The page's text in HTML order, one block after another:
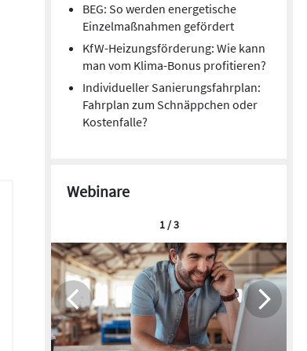
BEG: So werden energetische
Einzelmaßnahmen gefördert
KfW-Heizungsförderung: Wie kann
man vom Klima-Bonus profitieren?
Individueller Sanierungsfahrplan:
Fahrplan zum Schnäppchen oder
Kostenfalle?
Webinare
1 / 3